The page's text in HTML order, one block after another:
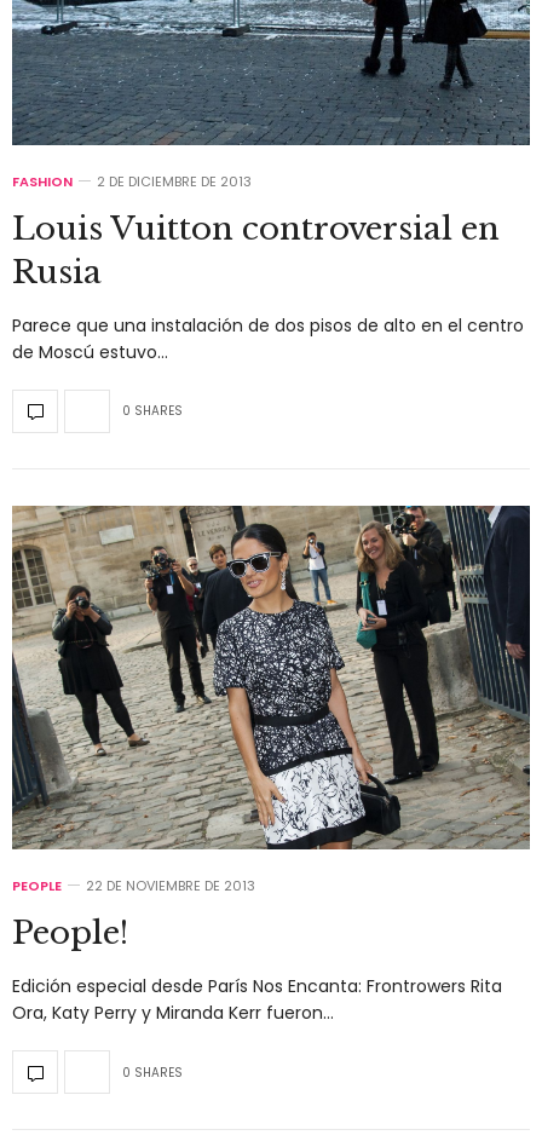
FASHION 2 DE DICIEMBRE DE 2013
Louis Vuitton controversial en
Rusia
Parece que una instalación de dos pisos de alto en el centro
de Moscú estuvo…
0 SHARES
PEOPLE 22 DE NOVIEMBRE DE 2013
People!
Edición especial desde París Nos Encanta: Frontrowers Rita
Ora, Katy Perry y Miranda Kerr fueron…
0 SHARES